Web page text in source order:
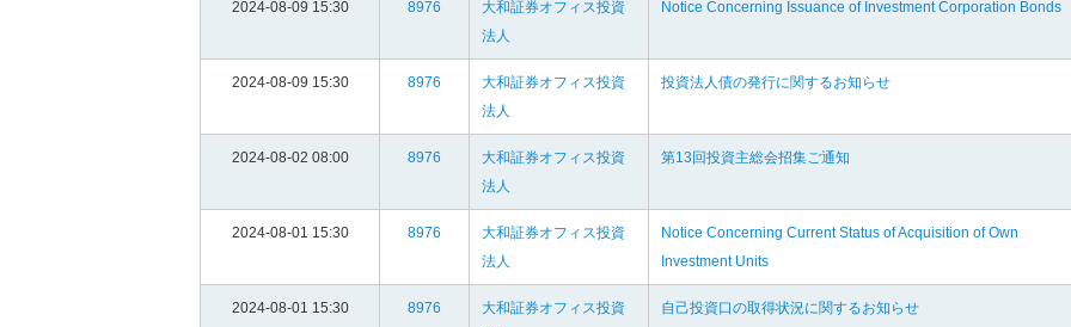
2024-08-09 15:30 8976
大和証券オフィス投資
法人
Notice Concerning Issuance of Investment Corporation Bonds
2024-08-09 15:30 8976
大和証券オフィス投資
法人
投資法人債の発行に関するお知らせ
2024-08-02 08:00 8976
大和証券オフィス投資
法人
第13回投資主総会招集ご通知
2024-08-01 15:30 8976
大和証券オフィス投資
法人
Notice Concerning Current Status of Acquisition of Own
Investment Units
2024-08-01 15:30 8976
大和証券オフィス投資
自己投資口の取得状況に関するお知らせ